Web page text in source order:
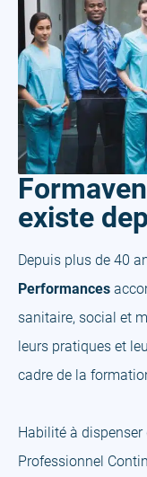
existe
Depuis plus de 40
Performances
sanitaire, social et
leurs pratiques et
cadre de la
Habilité à dispenser
Professionnel